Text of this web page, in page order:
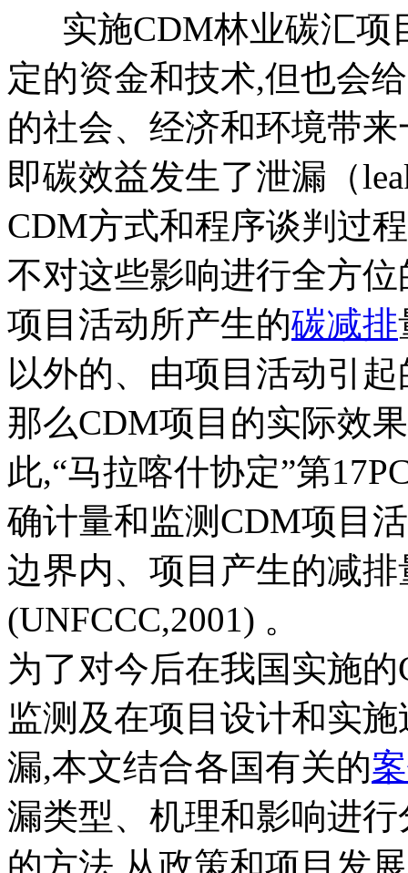
实施CDM林业碳汇项
定的资金和技术,但也会
的社会、经济和环境带
即碳效益发生了泄漏（
CDM方式和程序谈判过
不对这些影响进行全方
项目活动所产生的碳减排
以外的、由项目活动引
那么CDM项目的实际效
此,“马拉喀什协定”第
确计量和监测CDM项目
边界内、项目产生的减
(UNFCCC,2001) 。
为了对今后在我国实施
监测及在项目设计和实
漏,本文结合各国有关的
漏类型、机理和影响进
的方法,从政策和项目发